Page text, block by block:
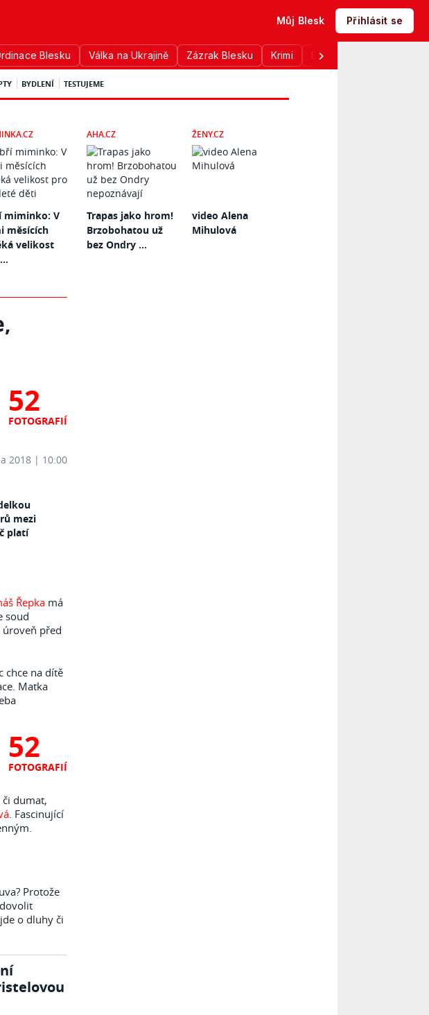
Můj Blesk Přihlásit se
Blesku Válka na Ukrajině Zázrak Blesku Krimi Donald Trump
BYDLENÍ TESTUJEME
miminko: V
měsících
velikost
AHA.CZ
Trapas jako hrom!
Brzobohatou už
bez Ondry ...
ŽENY.CZ
video Alena
Mihulová
52
FOTOGRAFIÍ
2018 | 10:00
mezi
platí
Řepka má
soud
před
chce na dítě
Matka
52
FOTOGRAFIÍ
dumat,
. Fascinující
Protože
o dluhy či